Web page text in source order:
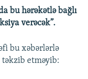
bu hərəkətlə bağlı
verəcək”.
bu xəbərlərlə
təkzib etməyib: